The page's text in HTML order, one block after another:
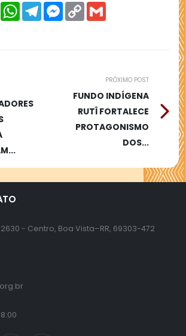
Email WhatsAppTelegramMessenger
Copy
Link
PRÓXIMO POST
FUNDO INDÍGENA
RUTÎ FORTALECE
PROTAGONISMO
DOS...
- Centro, Boa Vista–RR, 69303-472